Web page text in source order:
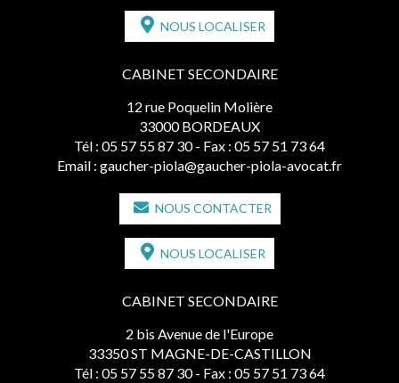
NOUS LOCALISER
CABINET SECONDAIRE
12 rue Poquelin Molière
33000 BORDEAUX
Tél : 05 57 55 87 30 - Fax : 05 57 51 73 64
Email : gaucher-piola@gaucher-piola-avocat.fr
NOUS CONTACTER
NOUS LOCALISER
CABINET SECONDAIRE
2 bis Avenue de l'Europe
33350 ST MAGNE-DE-CASTILLON
Tél : 05 57 55 87 30 - Fax : 05 57 51 73 64